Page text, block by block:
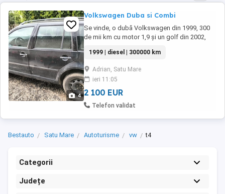
4
Volkswagen Duba si Combi
Se vinde, o dubă Volkswagen din 1999, 300
de mii km cu motor 1,9 și un golf din 2002,
amândouă.
1999 | diesel | 300000 km
Adrian, Satu Mare
ieri 11:05
2 100 EUR
Telefon validat
Bestauto Satu Mare Autoturisme vw t4
Categorii
Județe